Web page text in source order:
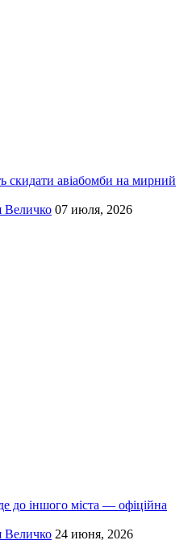
скидати авіабомби на мирний
Величко 07 июля, 2026
до іншого міста — офіційна
Величко 24 июня, 2026